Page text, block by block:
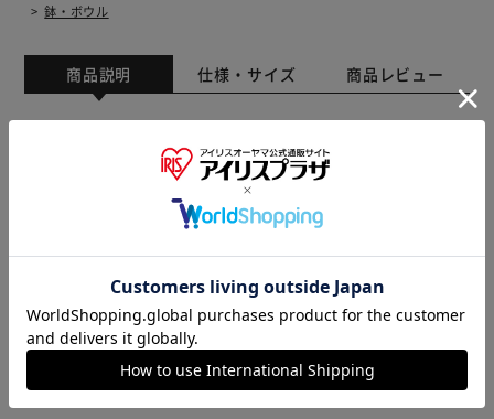
鉢・ボウル
商品説明 仕様・サイズ 商品レビュー
ザインで、食卓に馴染むおしゃれな「nukka丼」 【抗菌仕
様で毎日清潔】 表面に施した抗菌加工により、毎日使う食
器だからこそ安心して清潔に保てる。 【食洗機・レンジ対
応】 食洗機も電子レンジも使用できるため、忙しい毎日の
家事をしっかりサポート。 【たっぷり700ml】 容量大きめ
設計により、丼ぶりやスープなど様々なメニューに対応する
万能サイズ。 【落ち着いたくすみカラー】 和食にも洋食に
も相性が良く、毎日の食卓をやさしく彩るヌッカシリーズ。
【手に馴染む持ちやすさ】 軽くて手にしっかりフィットす
る設計により、使いやすさと快適さを両立した仕様。
もっと見る
※製品は予告なく仕様を変更する場合がございます。あらか
じめご了承ください。